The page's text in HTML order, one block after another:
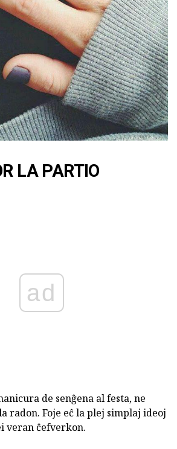
LA PARTIO
ad
de senĝena al festa, ne
radon. Foje eĉ la plej simplaj ideoj
veran ĉefverkon.